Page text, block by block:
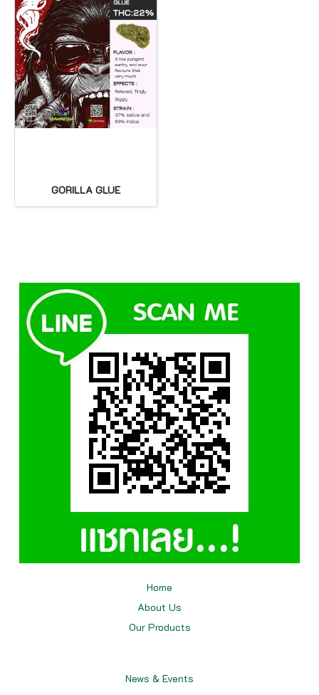
GORILLA GLUE
Home
About Us
Our Products
News & Events